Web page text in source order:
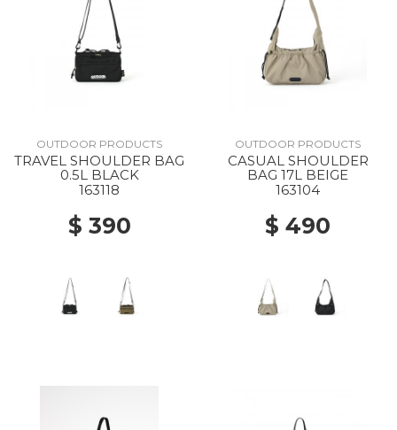
OUTDOOR PRODUCTS
TRAVEL SHOULDER BAG
0.5L BLACK
163118
$ 390
OUTDOOR PRODUCTS
CASUAL SHOULDER
BAG 17L BEIGE
163104
$ 490